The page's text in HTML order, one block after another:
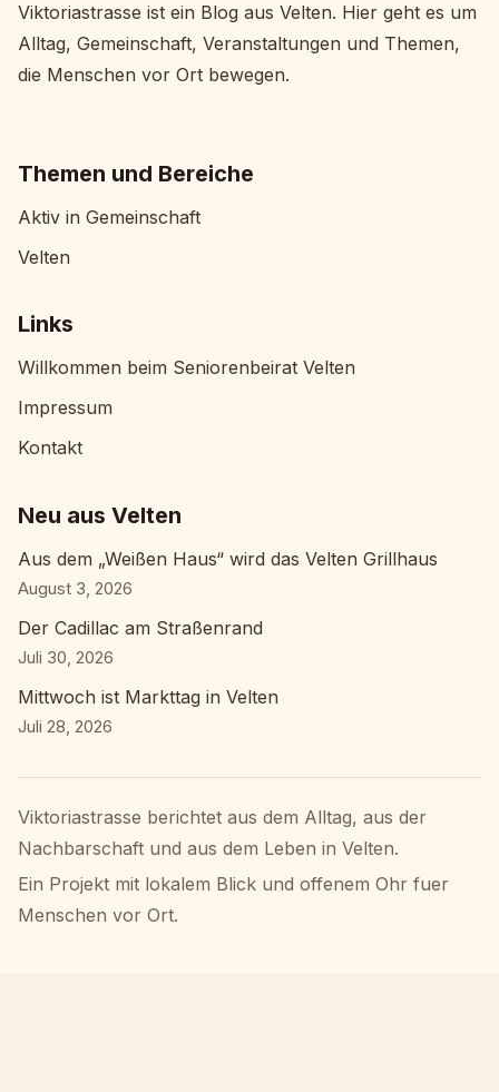
Viktoriastrasse ist ein Blog aus Velten. Hier geht es um
Alltag, Gemeinschaft, Veranstaltungen und Themen,
die Menschen vor Ort bewegen.
Themen und Bereiche
Aktiv in Gemeinschaft
Velten
Links
Willkommen beim Seniorenbeirat Velten
Impressum
Kontakt
Neu aus Velten
Aus dem „Weißen Haus“ wird das Velten Grillhaus
August 3, 2026
Der Cadillac am Straßenrand
Juli 30, 2026
Mittwoch ist Markttag in Velten
Juli 28, 2026
Viktoriastrasse berichtet aus dem Alltag, aus der
Nachbarschaft und aus dem Leben in Velten.
Ein Projekt mit lokalem Blick und offenem Ohr fuer
Menschen vor Ort.